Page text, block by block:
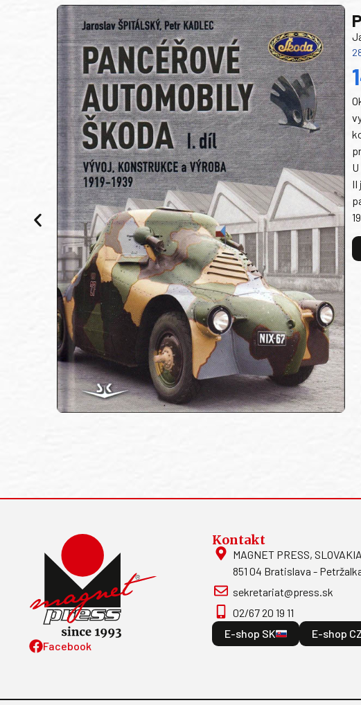
II
Facebook
Kontakt
MAGNET PRESS,
851 04 Bratislava -
sekretariat@press.sk
02/67 20 19 11
E-shop SK
E-shop CZ